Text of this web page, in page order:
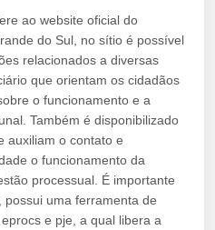
ao website oficial do
do Sul, no sítio é possível
relacionados a diversas
que orientam os cidadãos
o funcionamento e a
Também é disponibilizado
auxiliam o contato e
o funcionamento da
processual. É importante
possui uma ferramenta de
e pje, a qual libera a